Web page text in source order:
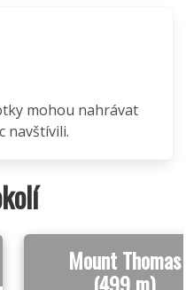
mohou nahrávat
navštívili.
Mount Thomas